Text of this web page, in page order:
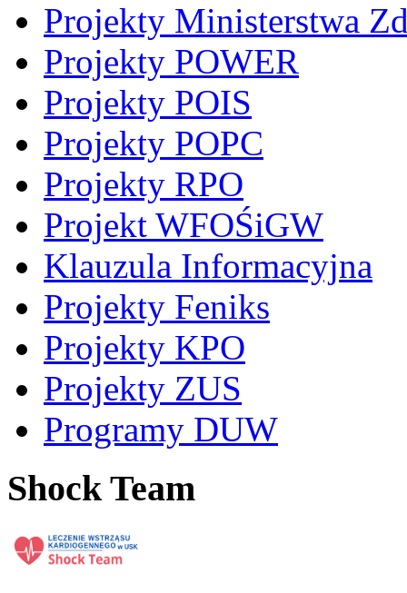
Projekty Ministerstwa
Projekty POWER
Projekty POIS
Projekty POPC
Projekty RPO
Projekt WFOŚiGW
Klauzula Informacyjna
Projekty Feniks
Projekty KPO
Projekty ZUS
Programy DUW
Shock Team